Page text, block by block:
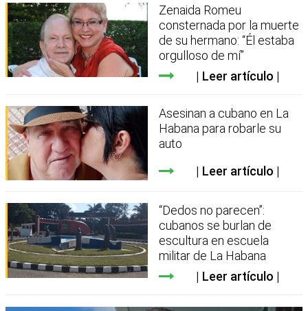
Zenaida Romeu
consternada por la muerte
de su hermano: “Él estaba
orgulloso de mí”
Leer artículo
Asesinan a cubano en La
Habana para robarle su
auto
Leer artículo
“Dedos no parecen”:
cubanos se burlan de
escultura en escuela
militar de La Habana
Leer artículo